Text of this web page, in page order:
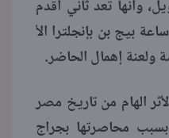
وأنها تعد ثاني أقدم
بيج بن بإنجلترا اﻷ
ولعنة إهمال الحاضر.
الهام من تاريخ مصر
محاصرتها بجراج